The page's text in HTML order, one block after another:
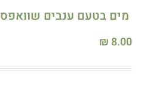
מים בטעם ענבים שוואפס
₪ 8.00